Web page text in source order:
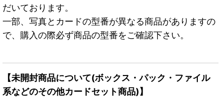
だいております。
一部、写真とカードの型番が異なる商品がありますの
で、購入の際必ず商品の型番をご確認下さい。
【未開封商品について(ボックス・パック・ファイル
系などのその他カードセット商品)】